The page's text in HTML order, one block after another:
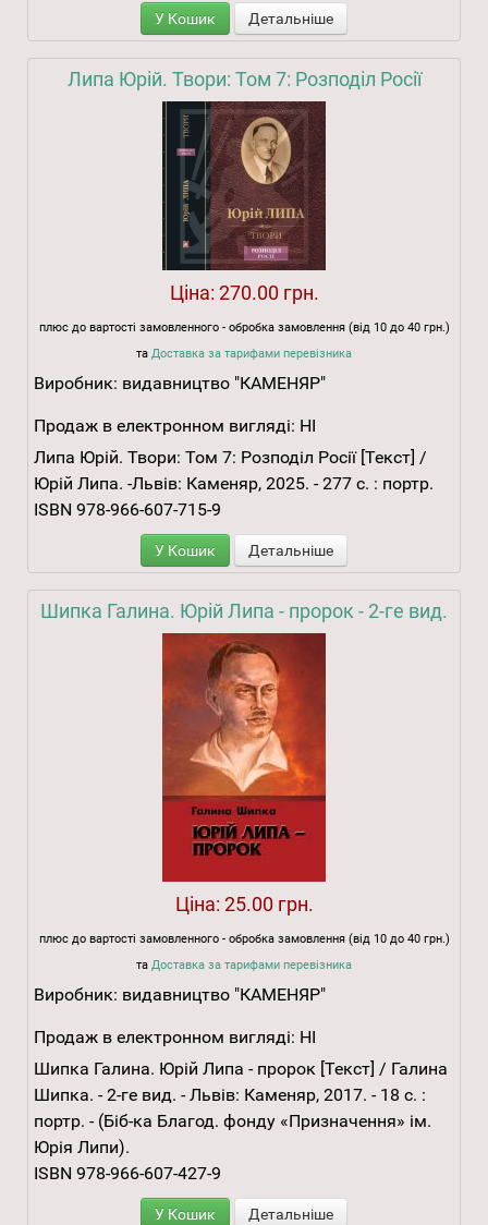
У Кошик Детальніше
Липа Юрій. Твори: Том 7: Розподіл Росії
Ціна: 270.00 грн.
плюс до вартості замовленного - обробка замовлення (від 10 до 40 грн.)
та Доставка за тарифами перевізника
Виробник: видавництво "КАМЕНЯР"
Продаж в електронном вигляді: НІ
Липа Юрій. Твори: Том 7: Розподіл Росії [Текст] /
Юрій Липа. -Львів: Каменяр, 2025. - 277 с. : портр.
ISBN 978-966-607-715-9
У Кошик Детальніше
Шипка Галина. Юрій Липа - пророк - 2-ге вид.
Ціна: 25.00 грн.
плюс до вартості замовленного - обробка замовлення (від 10 до 40 грн.)
та Доставка за тарифами перевізника
Виробник: видавництво "КАМЕНЯР"
Продаж в електронном вигляді: НІ
Шипка Галина. Юрій Липа - пророк [Текст] / Галина
Шипка. - 2-ге вид. - Львів: Каменяр, 2017. - 18 с. :
портр. - (Біб-ка Благод. фонду «Призначення» ім.
Юрія Липи).
ISBN 978-966-607-427-9
У Кошик Детальніше